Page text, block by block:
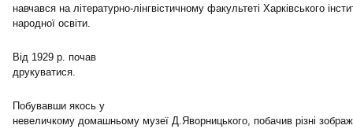
навчався на літературно-лінгвістичному факультеті Харківського
народної освіти.
Від 1929 р. почав
друкуватися.
Побувавши якось у
невеличкому домашньому музеї Д.Яворницького, побачив різні